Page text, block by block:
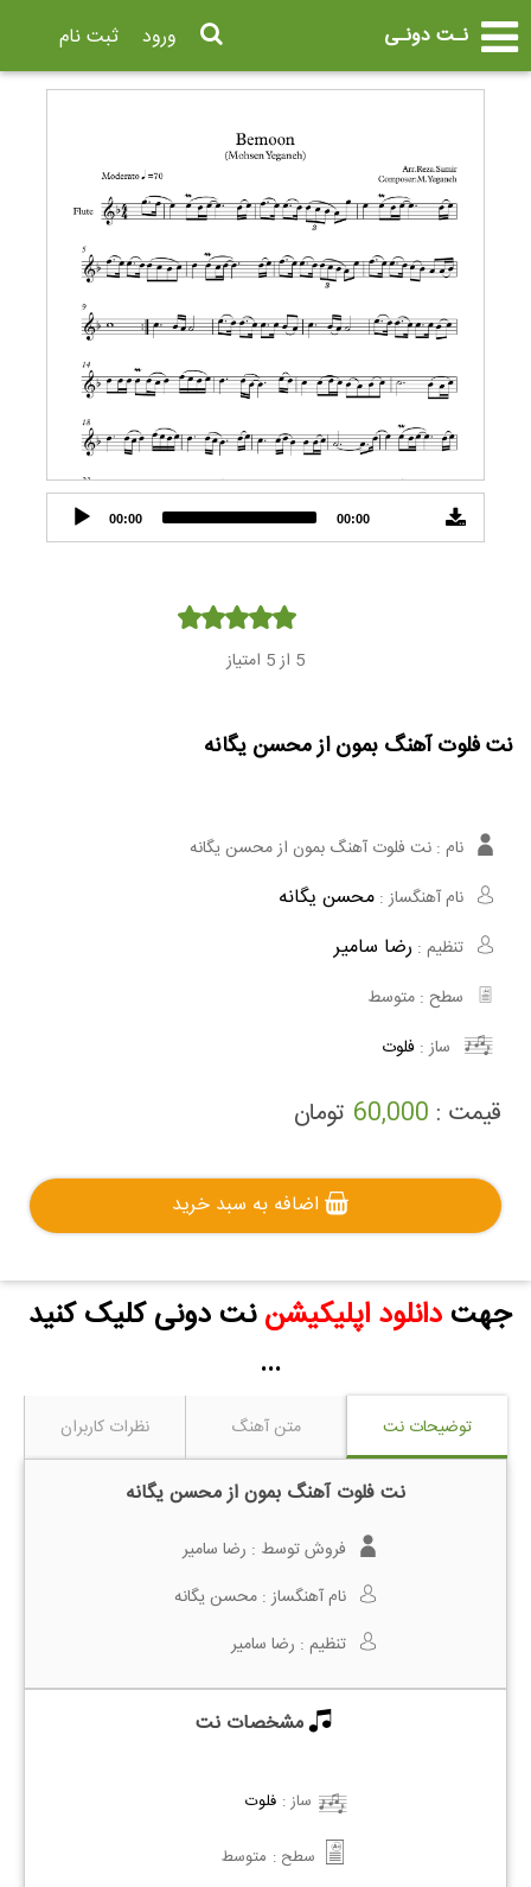
نـت دونـی ثبت نام ورود
Audio
Player
00:00 00:00
5 از 5 امتیاز
نت فلوت آهنگ بمون از محسن یگانه
نام : نت فلوت آهنگ بمون از محسن یگانه
نام آهنگساز : محسن یگانه
تنظیم : رضا سامیر
سطح : متوسط
ساز : فلوت
قیمت : 60,000 تومان
اضافه به سبد خرید
جهتدانلود اپلیکیشن نت دونی کلیک کنید
...
توضیحات نت متن آهنگ نظرات کاربران
نت فلوت آهنگ بمون از محسن یگانه
فروش توسط : رضا سامیر
نام آهنگساز : محسن یگانه
تنظیم : رضا سامیر
مشخصات نت
ساز : فلوت
سطح : متوسط